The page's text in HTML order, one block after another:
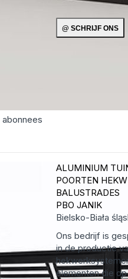
abonnees
ALUMINIUM
POORTEN
BALUSTRADES
PBO JANIK
Bielsko-Biała
Ons bedrijf is
in de productie
elementen die